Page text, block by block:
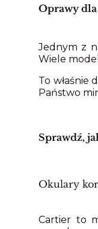
Oprawy
Jednym z
Wiele
To właśnie
Państwo
Sprawdź,
Okulary
Cartier to